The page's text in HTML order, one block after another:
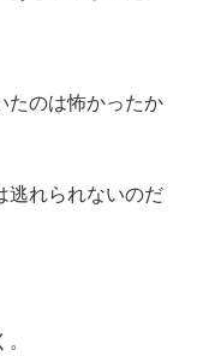
たのは怖かったか
逃れられないのだ